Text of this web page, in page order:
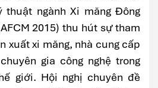
thuật ngành Xi măng Đông
2015) thu hút sự tham
xuất xi măng, nhà cung cấp
gia công nghệ trong
giới. Hội nghị chuyên đề